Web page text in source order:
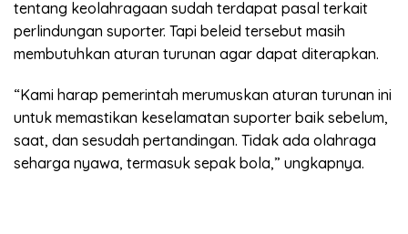
tentang keolahragaan sudah terdapat pasal terkait
perlindungan suporter. Tapi beleid tersebut masih
membutuhkan aturan turunan agar dapat diterapkan.
“Kami harap pemerintah merumuskan aturan turunan ini
untuk memastikan keselamatan suporter baik sebelum,
saat, dan sesudah pertandingan. Tidak ada olahraga
seharga nyawa, termasuk sepak bola,” ungkapnya.